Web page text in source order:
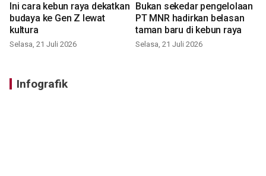
Ini cara kebun raya dekatkan
budaya ke Gen Z lewat
kultura
Selasa, 21 Juli 2026
Bukan sekedar pengelolaan
PT MNR hadirkan belasan
taman baru di kebun raya
Selasa, 21 Juli 2026
Infografik